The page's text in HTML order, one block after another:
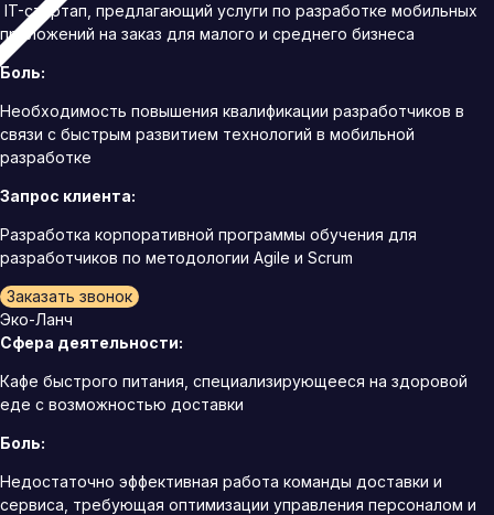
IT-стартап, предлагающий услуги по разработке мобильных
приложений на заказ для малого и среднего бизнеса
Боль:
Необходимость повышения квалификации разработчиков в
связи с быстрым развитием технологий в мобильной
разработке
Запрос клиента:
Разработка корпоративной программы обучения для
разработчиков по методологии Agile и Scrum
Заказать звонок
Эко-Ланч
Сфера деятельности:
Кафе быстрого питания, специализирующееся на здоровой
еде с возможностью доставки
Боль:
Недостаточно эффективная работа команды доставки и
сервиса, требующая оптимизации управления персоналом и